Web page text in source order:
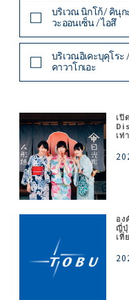
บริเวณ นิกโก้ / คินุก
วะออนเซ็น / ไอสึ
บริเวณอิเคะบุคุโระ /
คาวาโกเอะ
เปิ
เท่
อง
ญี่ปุ่
เที่